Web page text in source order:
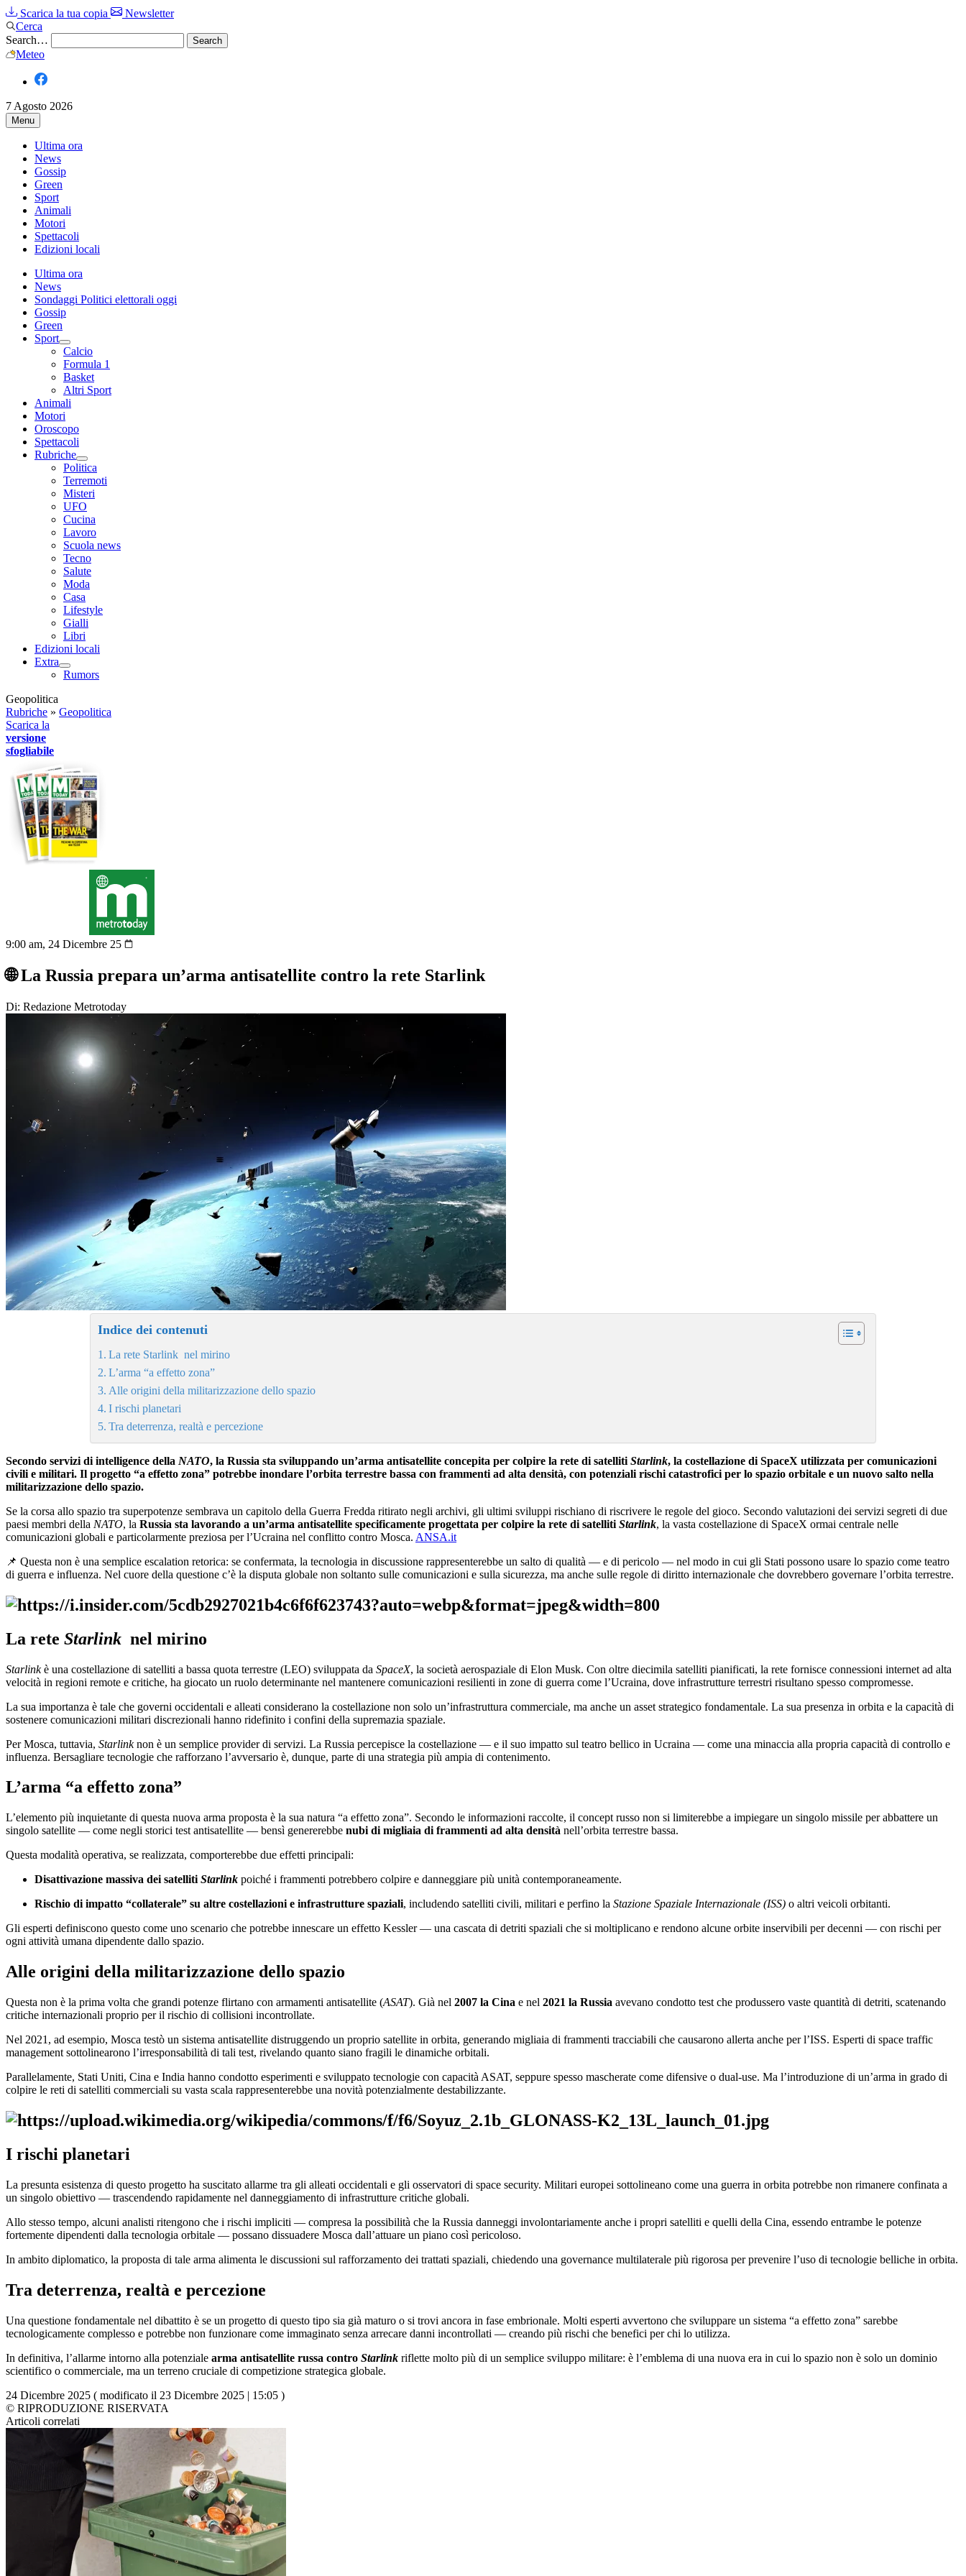
Scarica la tua copia
Newsletter
Cerca
Search…
Meteo
7 Agosto 2026
Menu
Ultima ora
News
Gossip
Green
Sport
Animali
Motori
Spettacoli
Edizioni locali
Ultima ora
News
Sondaggi Politici elettorali oggi
Gossip
Green
Sport
Calcio
Formula 1
Basket
Altri Sport
Animali
Motori
Oroscopo
Spettacoli
Rubriche
Politica
Terremoti
Misteri
UFO
Cucina
Lavoro
Scuola news
Tecno
Salute
Moda
Casa
Lifestyle
Gialli
Libri
Edizioni locali
Extra
Rumors
Geopolitica
Rubriche » Geopolitica
Scarica la
versione
sfogliabile
9:00 am, 24 Dicembre 25
🌐 La Russia prepara un’arma antisatellite contro la rete Starlink
Di: Redazione Metrotoday
Indice dei contenuti
La rete Starlink nel mirino
L’arma “a effetto zona”
Alle origini della militarizzazione dello spazio
I rischi planetari
Tra deterrenza, realtà e percezione
Secondo servizi di intelligence della NATO, la Russia sta sviluppando un’arma antisatellite concepita per colpire la rete di satelliti Starlink, la costellazione di SpaceX utilizzata per comunicazioni
civili e militari. Il progetto “a effetto zona” potrebbe inondare l’orbita terrestre bassa con frammenti ad alta densità, con potenziali rischi catastrofici per lo spazio orbitale e un nuovo salto nella
militarizzazione dello spazio.
Se la corsa allo spazio tra superpotenze sembrava un capitolo della Guerra Fredda ritirato negli archivi, gli ultimi sviluppi rischiano di riscrivere le regole del gioco. Secondo valutazioni dei servizi segreti di due
paesi membri della NATO, la Russia sta lavorando a un’arma antisatellite specificamente progettata per colpire la rete di satelliti Starlink, la vasta costellazione di SpaceX ormai centrale nelle
comunicazioni globali e particolarmente preziosa per l’Ucraina nel conflitto contro Mosca. ANSA.it
📌 Questa non è una semplice escalation retorica: se confermata, la tecnologia in discussione rappresenterebbe un salto di qualità — e di pericolo — nel modo in cui gli Stati possono usare lo spazio come teatro
di guerra e influenza. Nel cuore della questione c’è la disputa globale non soltanto sulle comunicazioni e sulla sicurezza, ma anche sulle regole di diritto internazionale che dovrebbero governare l’orbita terrestre.
La rete Starlink nel mirino
Starlinkè una costellazione di satelliti a bassa quota terrestre (LEO) sviluppata da SpaceX, la società aerospaziale di Elon Musk. Con oltre diecimila satelliti pianificati, la rete fornisce connessioni internet ad alta
velocità in regioni remote e critiche, ha giocato un ruolo determinante nel mantenere comunicazioni resilienti in zone di guerra come l’Ucraina, dove infrastrutture terrestri risultano spesso compromesse.
La sua importanza è tale che governi occidentali e alleati considerano la costellazione non solo un’infrastruttura commerciale, ma anche un asset strategico fondamentale. La sua presenza in orbita e la capacità di
sostenere comunicazioni militari discrezionali hanno ridefinito i confini della supremazia spaziale.
Per Mosca, tuttavia, Starlinknon è un semplice provider di servizi. La Russia percepisce la costellazione — e il suo impatto sul teatro bellico in Ucraina — come una minaccia alla propria capacità di controllo e
influenza. Bersagliare tecnologie che rafforzano l’avversario è, dunque, parte di una strategia più ampia di contenimento.
L’arma “a effetto zona”
L’elemento più inquietante di questa nuova arma proposta è la sua natura “a effetto zona”. Secondo le informazioni raccolte, il concept russo non si limiterebbe a impiegare un singolo missile per abbattere un
singolo satellite — come negli storici test antisatellite — bensì genererebbe nubi di migliaia di frammenti ad alta densità nell’orbita terrestre bassa.
Questa modalità operativa, se realizzata, comporterebbe due effetti principali:
Disattivazione massiva dei satelliti Starlink poiché i frammenti potrebbero colpire e danneggiare più unità contemporaneamente.
Rischio di impatto “collaterale” su altre costellazioni e infrastrutture spaziali, includendo satelliti civili, militari e perfino la Stazione Spaziale Internazionale (ISS) o altri veicoli orbitanti.
Gli esperti definiscono questo come uno scenario che potrebbe innescare un effetto Kessler — una cascata di detriti spaziali che si moltiplicano e rendono alcune orbite inservibili per decenni — con rischi per
ogni attività umana dipendente dallo spazio.
Alle origini della militarizzazione dello spazio
Questa non è la prima volta che grandi potenze flirtano con armamenti antisatellite (ASAT). Già nel 2007 la Cina e nel 2021 la Russia avevano condotto test che produssero vaste quantità di detriti, scatenando
critiche internazionali proprio per il rischio di collisioni incontrollate.
Nel 2021, ad esempio, Mosca testò un sistema antisatellite distruggendo un proprio satellite in orbita, generando migliaia di frammenti tracciabili che causarono allerta anche per l’ISS. Esperti di space traffic
management sottolinearono l’irresponsabilità di tali test, rivelando quanto siano fragili le dinamiche orbitali.
Parallelamente, Stati Uniti, Cina e India hanno condotto esperimenti e sviluppato tecnologie con capacità ASAT, seppure spesso mascherate come difensive o dual-use. Ma l’introduzione di un’arma in grado di
colpire le reti di satelliti commerciali su vasta scala rappresenterebbe una novità potenzialmente destabilizzante.
I rischi planetari
La presunta esistenza di questo progetto ha suscitato allarme tra gli alleati occidentali e gli osservatori di space security. Militari europei sottolineano come una guerra in orbita potrebbe non rimanere confinata a
un singolo obiettivo — trascendendo rapidamente nel danneggiamento di infrastrutture critiche globali.
Allo stesso tempo, alcuni analisti ritengono che i rischi impliciti — compresa la possibilità che la Russia danneggi involontariamente anche i propri satelliti e quelli della Cina, essendo entrambe le potenze
fortemente dipendenti dalla tecnologia orbitale — possano dissuadere Mosca dall’attuare un piano così pericoloso.
In ambito diplomatico, la proposta di tale arma alimenta le discussioni sul rafforzamento dei trattati spaziali, chiedendo una governance multilaterale più rigorosa per prevenire l’uso di tecnologie belliche in orbita.
Tra deterrenza, realtà e percezione
Una questione fondamentale nel dibattito è se un progetto di questo tipo sia già maturo o si trovi ancora in fase embrionale. Molti esperti avvertono che sviluppare un sistema “a effetto zona” sarebbe
tecnologicamente complesso e potrebbe non funzionare come immaginato senza arrecare danni incontrollati — creando più rischi che benefici per chi lo utilizza.
In definitiva, l’allarme intorno alla potenziale arma antisatellite russa contro Starlink riflette molto più di un semplice sviluppo militare: è l’emblema di una nuova era in cui lo spazio non è solo un dominio
scientifico o commerciale, ma un terreno cruciale di competizione strategica globale.
24 Dicembre 2025 ( modificato il 23 Dicembre 2025 | 15:05 )
© RIPRODUZIONE RISERVATA
Articoli correlati